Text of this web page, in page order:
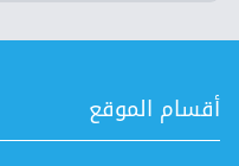
أقسام الموقع